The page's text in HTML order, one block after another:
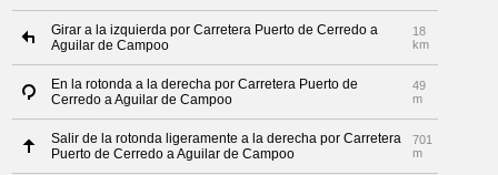
Girar a la izquierda por Carretera Puerto de Cerredo a
Aguilar de Campoo
18
km
En la rotonda a la derecha por Carretera Puerto de
Cerredo a Aguilar de Campoo
49
m
Salir de la rotonda ligeramente a la derecha por Carretera
Puerto de Cerredo a Aguilar de Campoo
701
m